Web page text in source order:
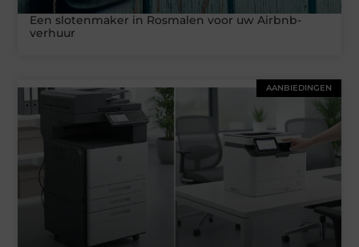
Een slotenmaker in Rosmalen voor uw Airbnb-
verhuur
AANBIEDINGEN